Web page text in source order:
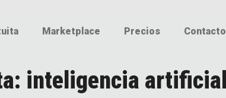
Marketplace Precios Contacto
inteligencia artificial